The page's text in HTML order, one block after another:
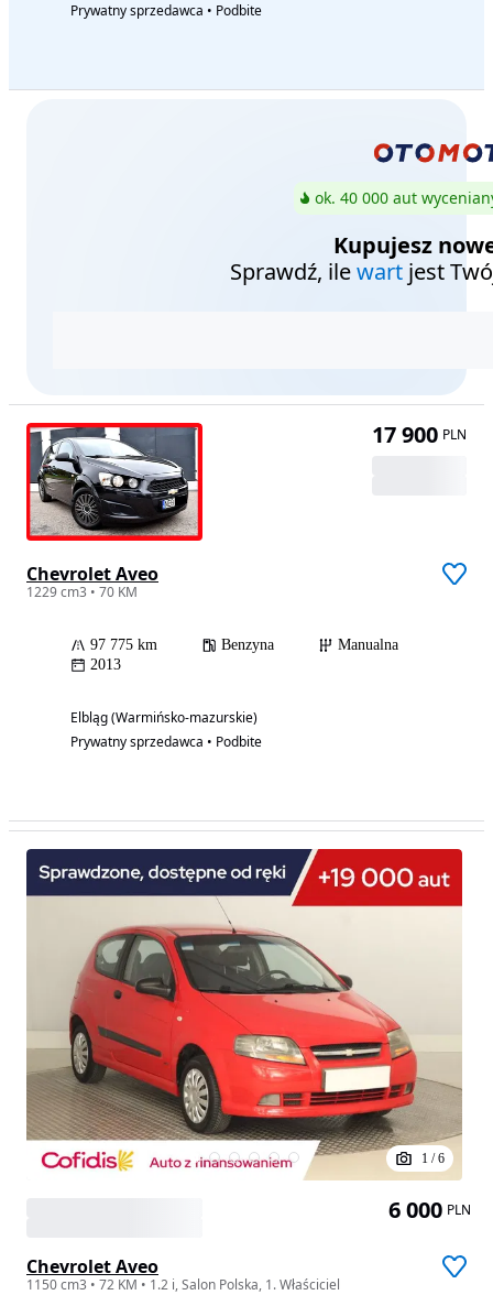
Prywatny sprzedawca • Podbite
ok. 40 000 aut
Kupujesz
Sprawdź, ilewart jest
Chevrolet Aveo
1229 cm3 • 70 KM
97 775 km Benzyna
Manualna
2013
Elbląg (Warmińsko-mazurskie)
Prywatny sprzedawca • Podbite
17 900 PLN
1 /6
Chevrolet Aveo
1150 cm3 • 72 KM • 1.2 i, Salon Polska, 1. Właściciel
6 000 PLN